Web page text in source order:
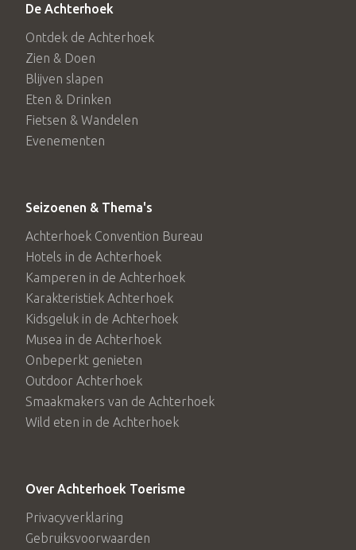
De Achterhoek
Ontdek de Achterhoek
Zien & Doen
Blijven slapen
Eten & Drinken
Fietsen & Wandelen
Evenementen
Seizoenen & Thema's
Achterhoek Convention Bureau
Hotels in de Achterhoek
Kamperen in de Achterhoek
Karakteristiek Achterhoek
Kidsgeluk in de Achterhoek
Musea in de Achterhoek
Onbeperkt genieten
Outdoor Achterhoek
Smaakmakers van de Achterhoek
Wild eten in de Achterhoek
Over Achterhoek Toerisme
Privacyverklaring
Gebruiksvoorwaarden